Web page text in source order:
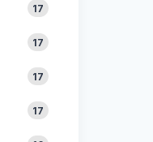
17
17
17
17